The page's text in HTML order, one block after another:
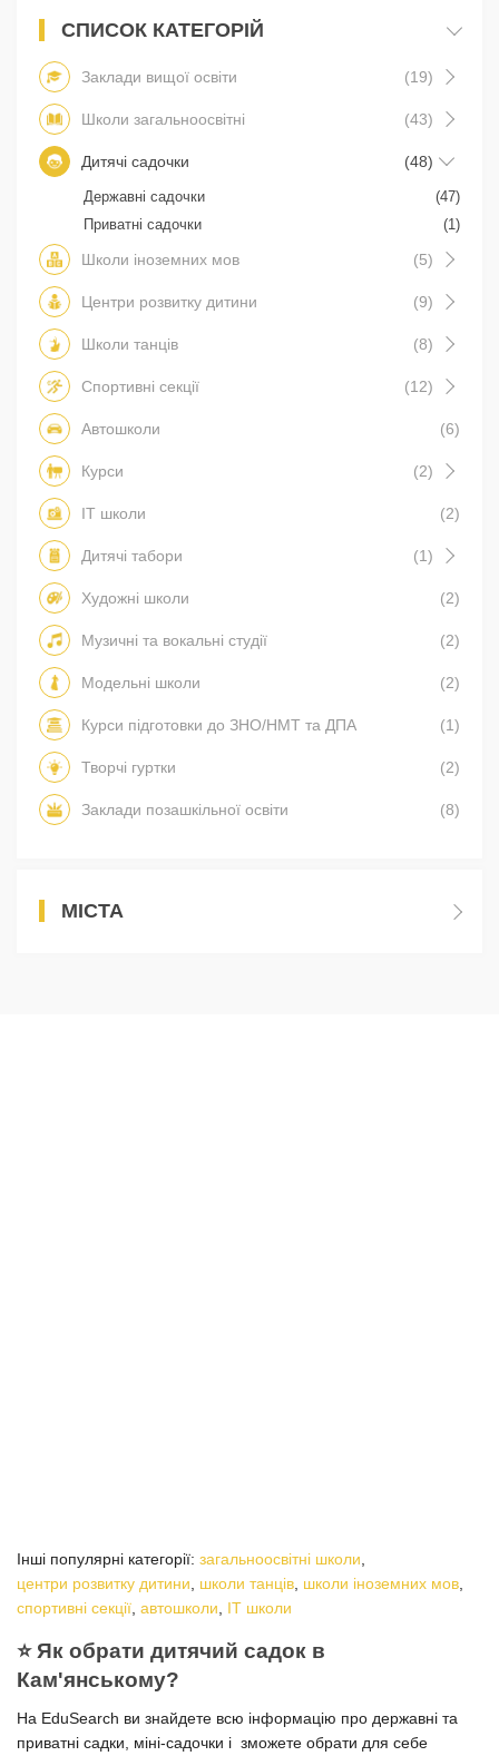
СПИСОК КАТЕГОРІЙ
Заклади вищої освіти (19)
Школи загальноосвітні (43)
Дитячі садочки (48)
Державні садочки
(47)
Приватні садочки
(1)
Школи іноземних мов (5)
Центри розвитку дитини (9)
Школи танців (8)
Спортивні секції (12)
Автошколи (6)
Курси (2)
IT школи (2)
Дитячі табори (1)
Художні школи (2)
Музичні та вокальні студії (2)
Модельні школи (2)
Курси підготовки до ЗНО/НМТ та ДПА (1)
Творчі гуртки (2)
Заклади позашкільної освіти (8)
МІСТА
Інші популярні категорії: загальноосвітні школи
центри розвитку дитини
школи танців школи іноземних мов
спортивні секції автошколи IT школи
⭐️ Як обрати дитячий садок в
Кам'янському?
На EduSearch ви знайдете всю інформацію про державні та
приватні садки, міні-садочки і зможете обрати для себе